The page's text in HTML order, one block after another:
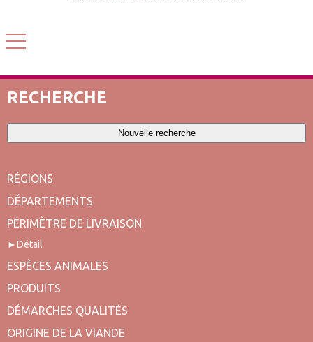
RECHERCHE
Nouvelle recherche
RÉGIONS
DÉPARTEMENTS
PÉRIMÈTRE DE LIVRAISON
Détail
ESPÈCES ANIMALES
PRODUITS
DÉMARCHES QUALITÉS
ORIGINE DE LA VIANDE